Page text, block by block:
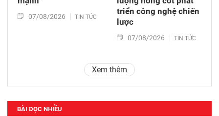
07/08/2026 TIN TỨC
triển công nghệ chiến
lược
07/08/2026 TIN TỨC
Xem thêm
BÀI ĐỌC NHIỀU